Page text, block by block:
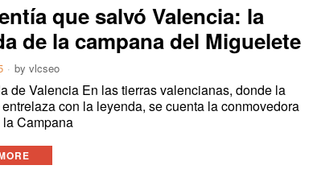
que salvó Valencia: la
de la campana del Miguelete
byvlcseo
de Valencia En las tierras valencianas, donde la
con la leyenda, se cuenta la conmovedora
Campana